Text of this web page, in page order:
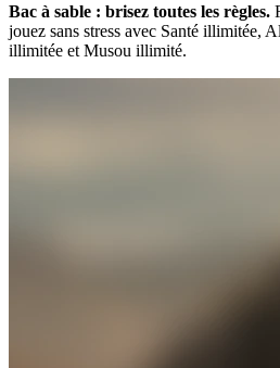
Bac à sable : brisez toutes les règles.
jouez sans stress avec Santé illimitée,
illimitée et Musou illimité.